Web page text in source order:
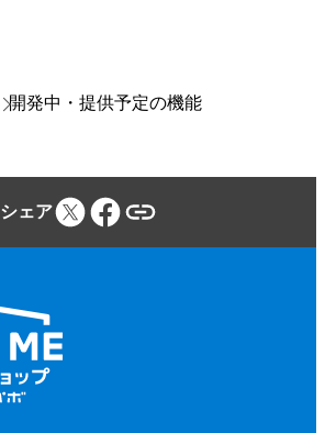
開発中・提供予定の機能
シェア